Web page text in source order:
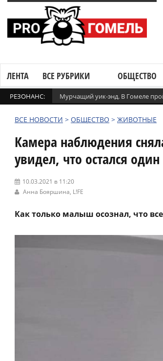
ЛЕНТА ВСЕ РУБРИКИ ОБЩЕСТВО
РЕЗОНАНС: Мурчащий уик-энд. В Гомеле
ВСЕ НОВОСТИ > ОБЩЕСТВО > ЖИВОТНЫЕ
Камера наблюдения
увидел, что остался
10.03.2021 в 11:20
Анна Бояршина, L!FE
Как только малыш осознал, что